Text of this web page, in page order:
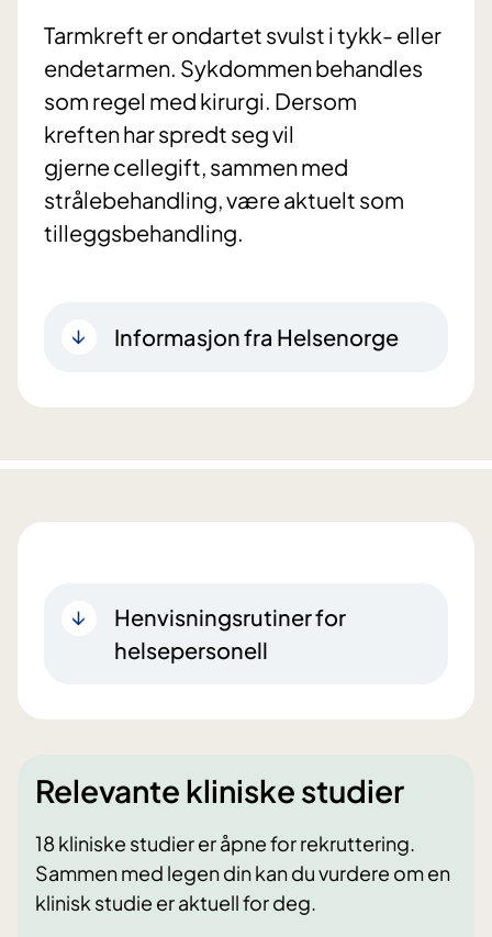
Tarmkreft er ondartet svulst i tykk- eller
endetarmen. Sykdommen behandles
som regel med kirurgi. Dersom
kreften har spredt seg vil
gjerne cellegift, sammen med
strålebehandling, være aktuelt som
tilleggsbehandling.
Informasjon fra Helsenorge
Henvisningsrutiner for
helsepersonell
Relevante kliniske studier
18 kliniske studier er åpne for rekruttering.
Sammen med legen din kan du vurdere om en
klinisk studie er aktuell for deg.